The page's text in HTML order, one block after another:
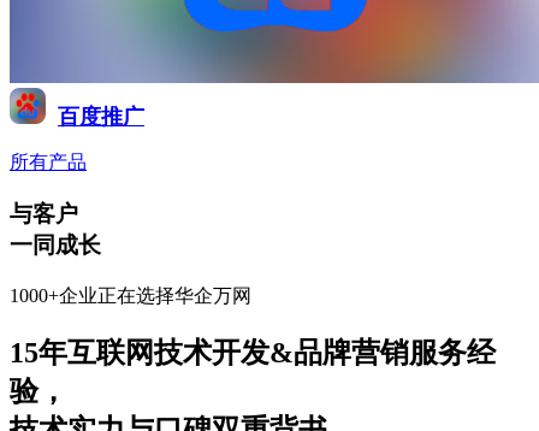
百度推广
所有产品
与客户
一同成长
1000+企业正在选择华企万网
15年互联网技术开发&品牌营销服务经
验，